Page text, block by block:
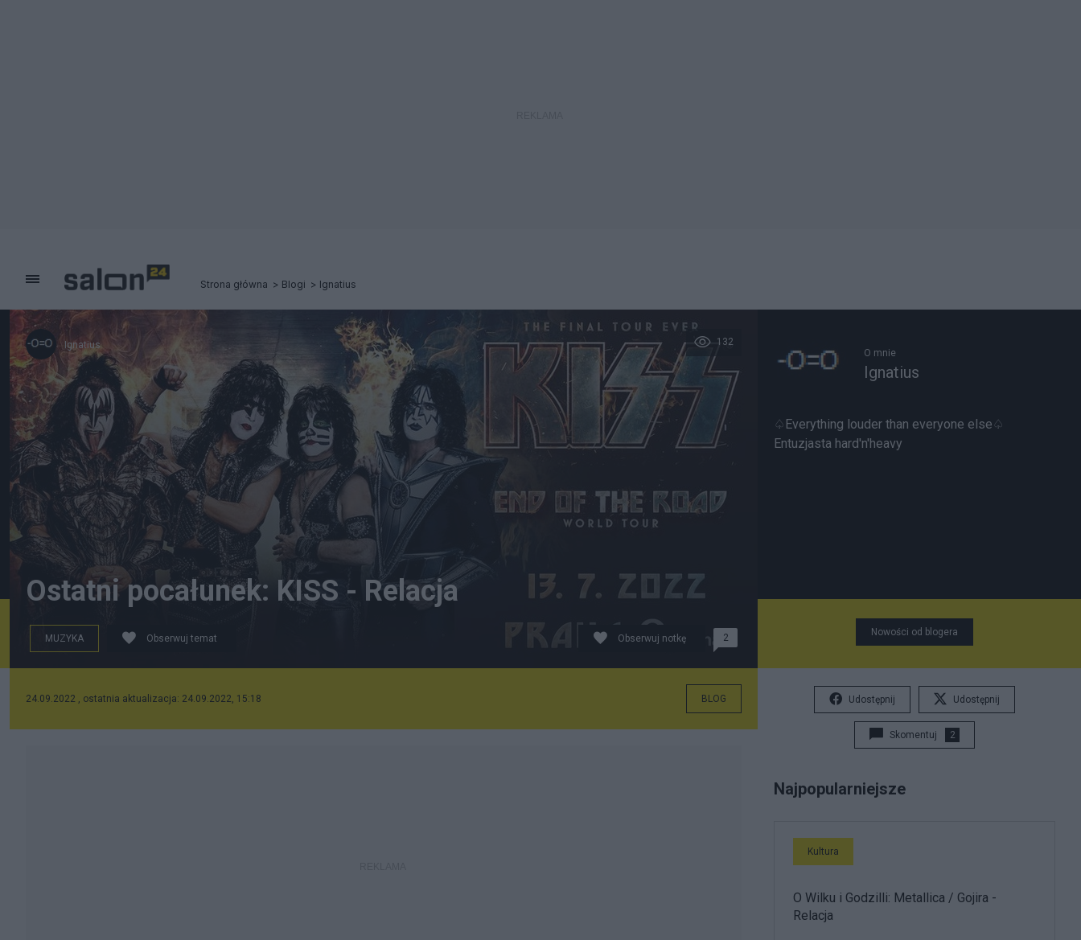
Strona główna Blogi Ignatius
Ignatius 132
Ostatni pocałunek: KISS - Relacja
MUZYKA Obserwuj temat Obserwuj notkę 2
24.09.2022 , ostatnia aktualizacja: 24.09.2022, 15:18 BLOG
O mnie
Ignatius
♤Everything louder than everyone else♤
Entuzjasta hard'n'heavy
Nowości od blogera
Udostępnij Udostępnij
Skomentuj 2
Najpopularniejsze
Kultura
O Wilku i Godzilli: Metallica / Gojira -
Relacja